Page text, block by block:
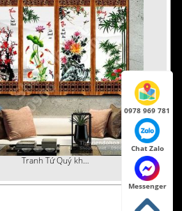
Tranh Tứ Quý khung ấn tượng
TẢI VỀ
0978 969 781
Chat Zalo
Messenger